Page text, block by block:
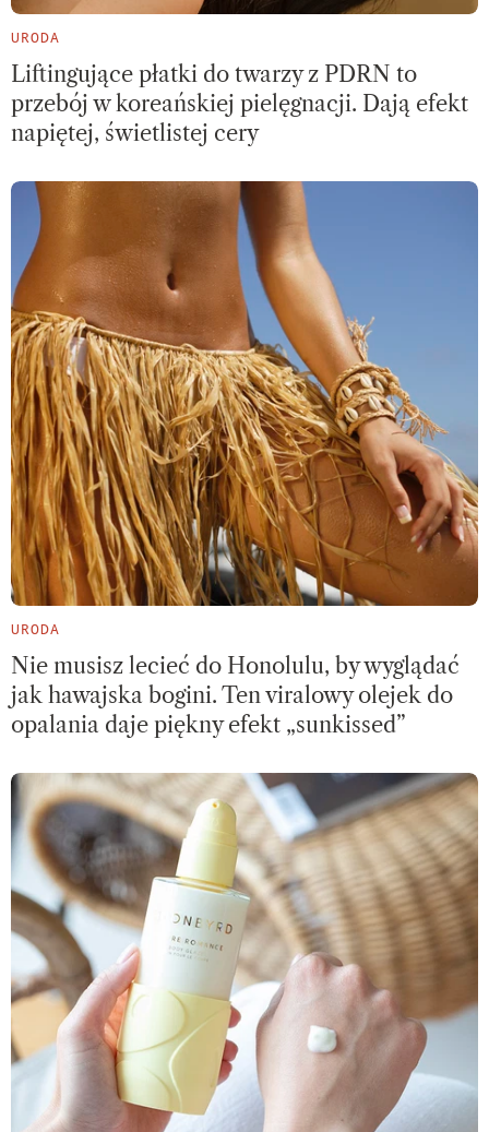
URODA
Liftingujące płatki do twarzy z PDRN to
przebój w koreańskiej pielęgnacji. Dają efekt
napiętej, świetlistej cery
URODA
Nie musisz lecieć do Honolulu, by wyglądać
jak hawajska bogini. Ten viralowy olejek do
opalania daje piękny efekt „sunkissed”